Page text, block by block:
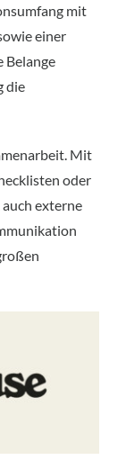
mit
einer
Belange
die
Mit
oder
externe